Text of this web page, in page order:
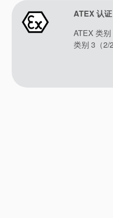
ATEX 认证
ATEX 类别
类别 3（2/